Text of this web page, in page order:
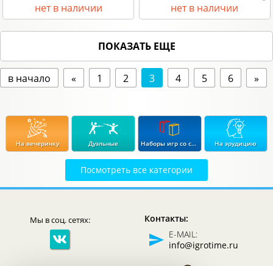
нет в наличии нет в наличии
ПОКАЗАТЬ ЕЩЕ
в начало « 1 2 3 4 5 6 »
Дуэльные Наборы игр со скидкой до 15% На эрудицию
Стратегические
На вечеринку
В дорогу
Логические Детективные В подарок
Посмотреть все категории
Мы в соц. сетях:
Контакты:
E-MAIL:
info@igrotime.ru